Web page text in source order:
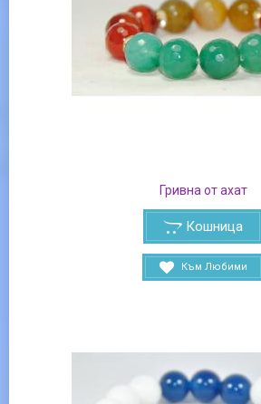
Гривна от ахат
Кошница
Към Любими